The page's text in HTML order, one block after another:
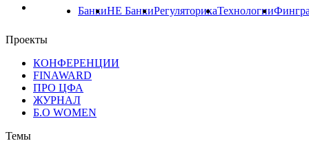
БанкиНЕ БанкиРегуляторикаТехнологии
Проекты
КОНФЕРЕНЦИИ
FINAWARD
ПРО ЦФА
ЖУРНАЛ
Б.О WOMEN
Темы